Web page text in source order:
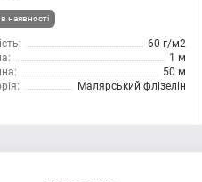
наявності
60 г/м2
1 м
50 м
Малярський флізелін